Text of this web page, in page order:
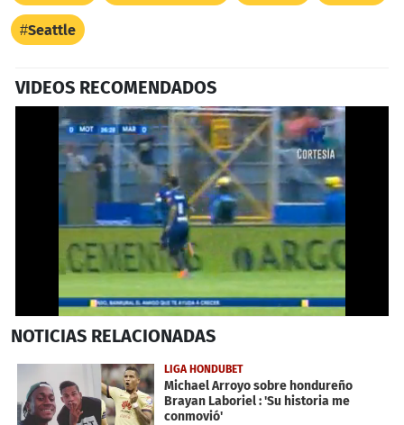
Seattle
VIDEOS RECOMENDADOS
seconds
1
minute,
29
seconds
NOTICIAS RELACIONADAS
LIGA HONDUBET
Michael Arroyo sobre hondureño
Brayan Laboriel : 'Su historia me
conmovió'